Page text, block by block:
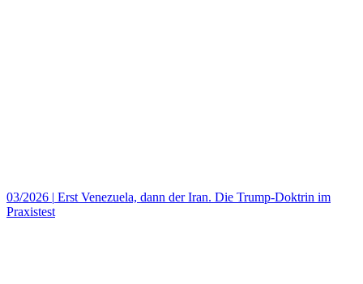
03/2026 | Erst Venezuela, dann der Iran. Die Trump-Doktrin im
Praxistest